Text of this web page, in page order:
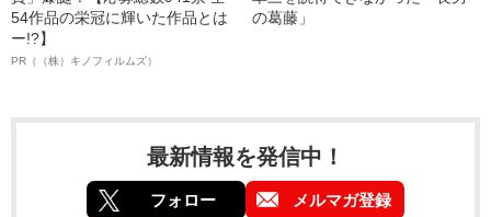
54作品の栄冠に輝いた作品とは
ー!?】
PR（（株）キノフィルムズ）
の葛藤」
最新情報を発信中！
フォロー メルマガ登録